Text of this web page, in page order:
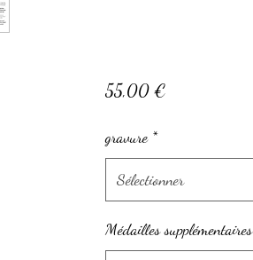
55,00 €Prix
gravure *
Sélectionner
Médailles supplémentaires